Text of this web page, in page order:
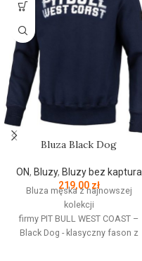
Bluza Black Dog
ON, Bluzy, Bluzy bez kaptura
219,00 zł
Bluza męska z najnowszej
kolekcji
firmy PIT BULL WEST COAST –
Black Dog - klasyczny fason z